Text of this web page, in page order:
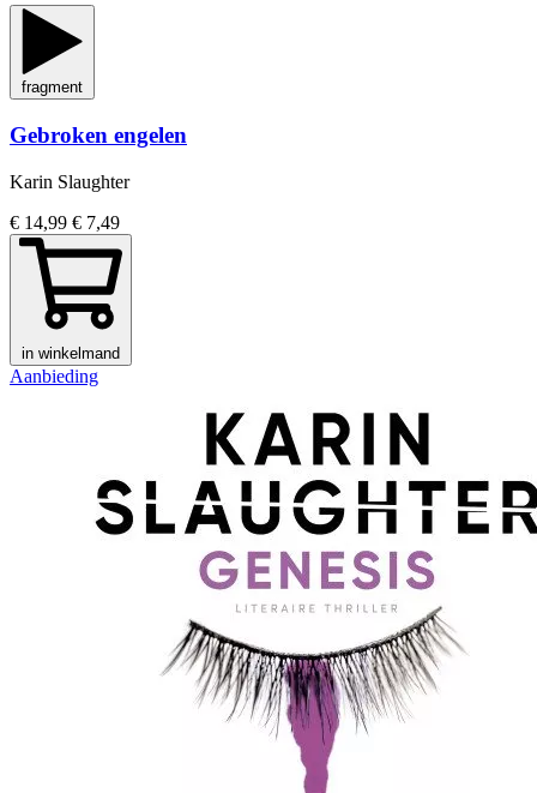
fragment
Gebroken engelen
Karin Slaughter
€ 14,99 € 7,49
in winkelmand
Aanbieding